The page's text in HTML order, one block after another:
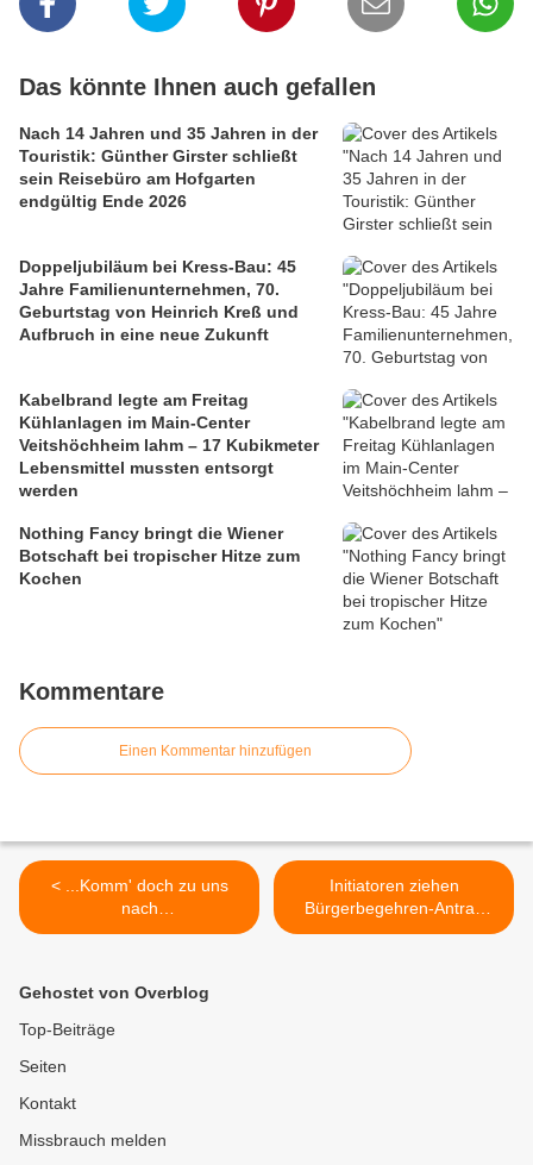
Das könnte Ihnen auch gefallen
Nach 14 Jahren und 35 Jahren in der
Touristik: Günther Girster schließt
sein Reisebüro am Hofgarten
endgültig Ende 2026
Doppeljubiläum bei Kress-Bau: 45
Jahre Familienunternehmen, 70.
Geburtstag von Heinrich Kreß und
Aufbruch in eine neue Zukunft
Kabelbrand legte am Freitag
Kühlanlagen im Main-Center
Veitshöchheim lahm – 17 Kubikmeter
Lebensmittel mussten entsorgt
werden
Nothing Fancy bringt die Wiener
Botschaft bei tropischer Hitze zum
Kochen
Kommentare
Einen Kommentar hinzufügen
< ...Komm' doch zu uns
nach
Veitshöchheim...Faschingsd
Günter Hillawoth
Initiatoren ziehen
Bürgerbegehren-Antrag
zum Mainsteg zurück mit
Gehostet von Overblog
Top-Beiträge
Seiten
Kontakt
Missbrauch melden